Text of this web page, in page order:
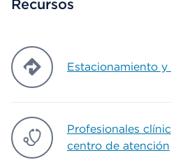
Recursos
Estacionamiento y
Profesionales
centro de atención